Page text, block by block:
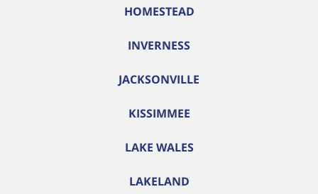
HOMESTEAD
INVERNESS
JACKSONVILLE
KISSIMMEE
LAKE WALES
LAKELAND